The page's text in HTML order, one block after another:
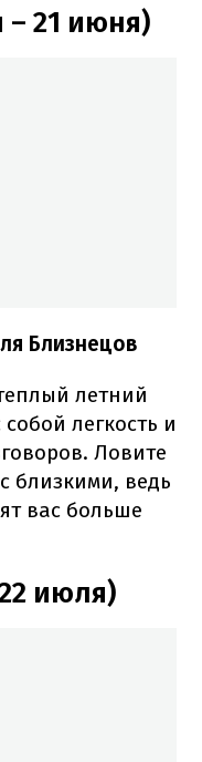
21 июня)
Близнецов
летний
легкость и
Ловите
близкими, ведь
вас больше
июля)